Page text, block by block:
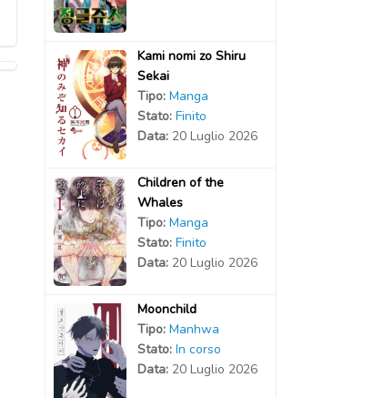
Kami nomi zo Shiru
Sekai
Tipo: Manga
Stato: Finito
Data: 20 Luglio 2026
Children of the
Whales
Tipo: Manga
Stato: Finito
Data: 20 Luglio 2026
Moonchild
Tipo: Manhwa
Stato: In corso
Data: 20 Luglio 2026